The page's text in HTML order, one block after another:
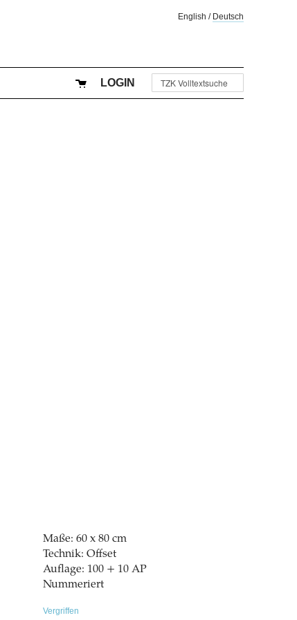
English / Deutsch
LOGIN
Maße: 60 x 80 cm
Technik: Offset
Auflage: 100 + 10 AP
Nummeriert
Vergriffen